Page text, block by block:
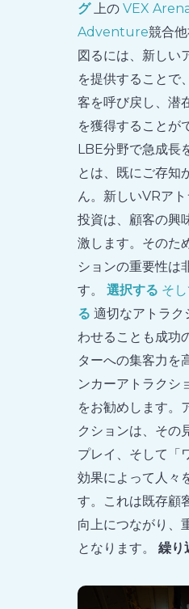
グ上のVEX
Adventure競合
図るには、新しい
を提供することで
客を呼び戻し、潜
を獲得することが
LBE分野で急成長
とは、既にご存知
ん。新しいVRア
投資は、顧客の興
激します。そのた
ションの重要性は
す。選択する そ
る 適切なアトラク
わせることも成功
ターへの集客力を
ンカーアトラクシ
をお勧めします。
クションは、その
プレイ、そして「
効果によって人々
す。これは既存顧
向上につながり、
となります。繰り